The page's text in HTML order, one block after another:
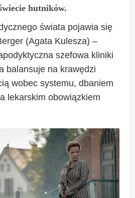
hutników.
świata pojawia się
(Agata Kulesza) –
szefowa kliniki
balansuje na krawędzi
wobec systemu, dbaniem
lekarskim obowiązkiem